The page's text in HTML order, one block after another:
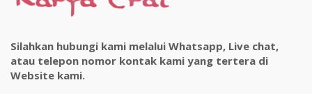
Silahkan hubungi kami melalui Whatsapp, Live chat,
atau telepon nomor kontak kami yang tertera di
Website kami.